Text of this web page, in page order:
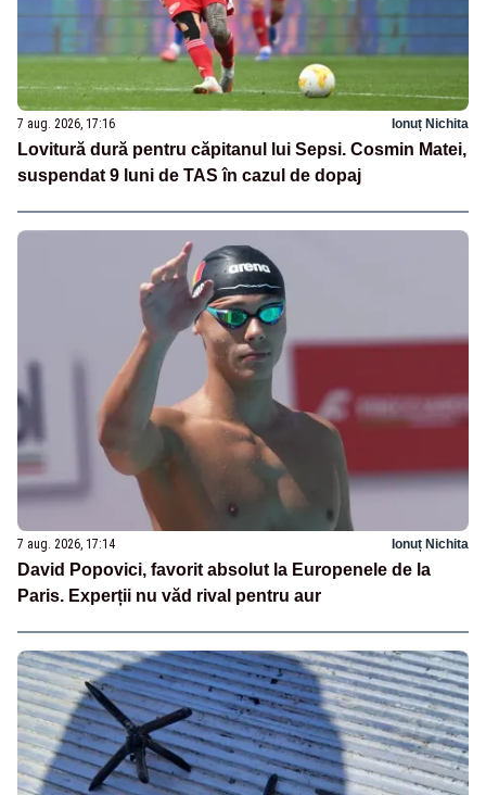
7 aug. 2026, 17:16 Ionuț Nichita
Lovitură dură pentru căpitanul lui Sepsi. Cosmin Matei,
suspendat 9 luni de TAS în cazul de dopaj
7 aug. 2026, 17:14 Ionuț Nichita
David Popovici, favorit absolut la Europenele de la
Paris. Experții nu văd rival pentru aur